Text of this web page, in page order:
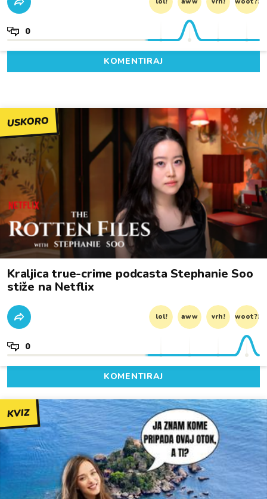
0
KOMENTIRAJ
USKORO
Kraljica true-crime podcasta Stephanie Soo
stiže na Netflix
lol! aww vrh! woot?!
0
KOMENTIRAJ
KVIZ